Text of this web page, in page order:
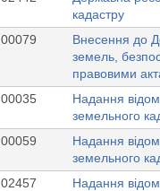
кадастру
00079
Внесення до
земель,
правовими
00035
Надання
земельного
00059
Надання
земельного
02457
Надання